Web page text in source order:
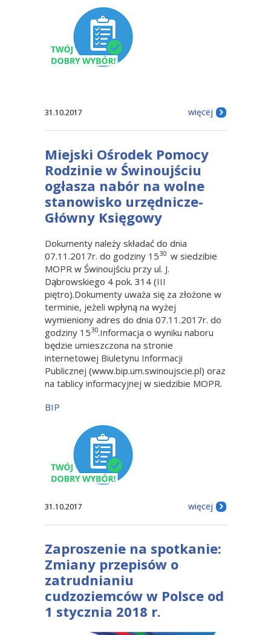
31.10.2017 więcej
Miejski Ośrodek Pomocy
Rodzinie w Świnoujściu
ogłasza nabór na wolne
stanowisko urzędnicze-
Główny Księgowy
Dokumenty należy składać do dnia
07.11.2017r. do godziny 1530 w siedzibie
MOPR w Świnoujściu przy ul. J.
Dąbrowskiego 4 pok. 314 (III
piętro).Dokumenty uważa się za złożone w
terminie, jeżeli wpłyną na wyżej
wymieniony adres do dnia 07.11.2017r. do
godziny 1530.Informacja o wyniku naboru
będzie umieszczona na stronie
internetowej Biuletynu Informacji
Publicznej (www.bip.um.swinoujscie.pl) oraz
na tablicy informacyjnej w siedzibie MOPR.
BIP
31.10.2017 więcej
Zaproszenie na spotkanie:
Zmiany przepisów o
zatrudnianiu
cudzoziemców w Polsce od
1 stycznia 2018 r.